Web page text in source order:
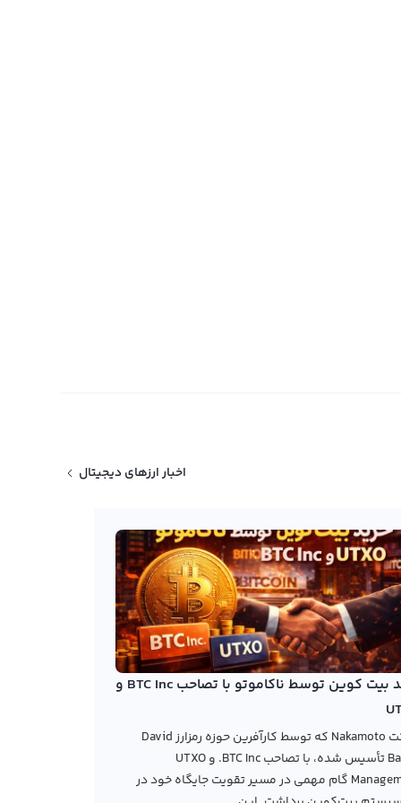
اخبار ارزهای دیجیتال
خرید بیت کوین توسط ناکاموتو با تصاحب BTC Inc و
شرکت Nakamoto که توسط کارآفرین حوزه رمزارز David
Bailey تأسیس شده، با تصاحب BTC Inc. و UTXO
Management گام مهمی در مسیر تقویت جایگاه خود در